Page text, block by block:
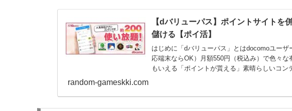
【dバリューパス】ポイントサイトを
儲ける【ポイ活】
はじめに「dバリューパス」とはdocomoユー
応端末ならOK）月額550円（税込み）で色々
もいえる「ポイントが貰える」素晴らしいコ
random-gameskki.com